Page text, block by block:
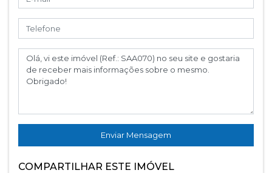
Enviar Mensagem
COMPARTILHAR ESTE IMÓVEL